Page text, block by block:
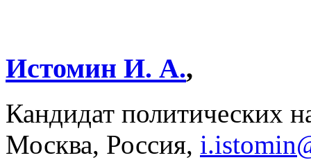
Истомин И. А.,
Кандидат
Москва, Россия,